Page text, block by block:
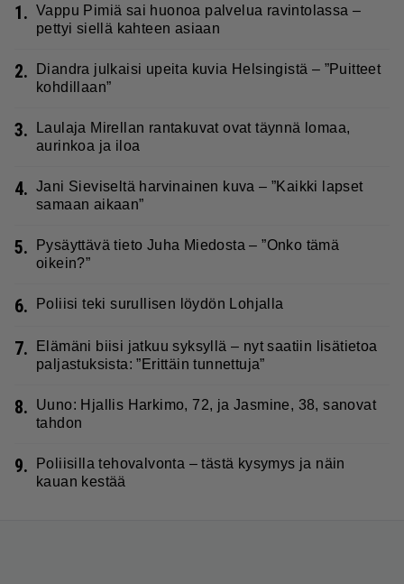
1. Vappu Pimiä sai huonoa palvelua ravintolassa –
pettyi siellä kahteen asiaan
2.
Diandra julkaisi upeita kuvia Helsingistä – ”Puitteet
kohdillaan”
3.
Laulaja Mirellan rantakuvat ovat täynnä lomaa,
aurinkoa ja iloa
4. Jani Sieviseltä harvinainen kuva – ”Kaikki lapset
samaan aikaan”
5.
Pysäyttävä tieto Juha Miedosta – ”Onko tämä
oikein?”
6. Poliisi teki surullisen löydön Lohjalla
7.
Elämäni biisi jatkuu syksyllä – nyt saatiin lisätietoa
paljastuksista: ”Erittäin tunnettuja”
8.
Uuno: Hjallis Harkimo, 72, ja Jasmine, 38, sanovat
tahdon
9.
Poliisilla tehovalvonta – tästä kysymys ja näin
kauan kestää